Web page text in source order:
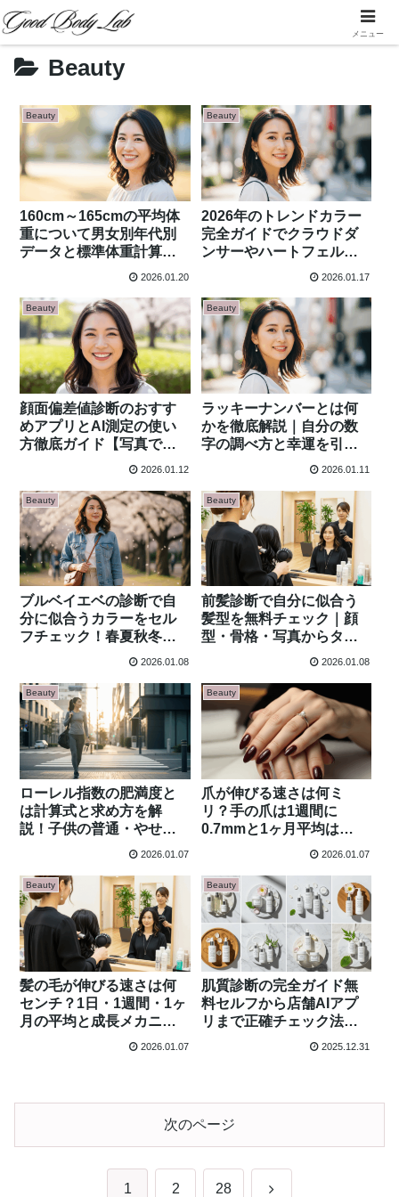
Beauty
Beauty
160cm～165cmの平均体
重について男女別年代別
データと標準体重計算・
健康目安を徹底解説
2026.01.20
Beauty
2026年のトレンドカラー
完全ガイドでクラウドダ
ンサーやハートフェルト
ピンクなど注目12色とフ
2026.01.17
Beauty
顔面偏差値診断のおすす
めアプリとAI測定の使い
方徹底ガイド【写真で無
2026.01.12
Beauty
ラッキーナンバーとは何
かを徹底解説｜自分の数
字の調べ方と幸運を引き
2026.01.11
Beauty
ブルベイエベの診断で自
分に似合うカラーをセル
フチェック！春夏秋冬タ
イプ別メイクとファッシ
2026.01.08
Beauty
前髪診断で自分に似合う
髪型を無料チェック｜顔
型・骨格・写真からタイ
プ別おすすめスタイル解
2026.01.08
Beauty
ローレル指数の肥満度と
は計算式と求め方を解
説！子供の普通・やせぎ
み・太りぎみの体重基準
別の具体例付き】
2026.01.07
Beauty
爪が伸びる速さは何ミ
リ？手の爪は1週間に
0.7mmと1ヶ月平均は
3mm！足爪はどう違う？
解説
2026.01.07
Beauty
髪の毛が伸びる速さは何
センチ？1日・1週間・1ヶ
月の平均と成長メカニズ
ムを科学的に解説
2026.01.07
Beauty
肌質診断の完全ガイド無
料セルフから店舗AIアプ
リまで正確チェック法と
タイプ別ケア徹底解説
2025.12.31
次のページ
1 2 28 次
メニュー